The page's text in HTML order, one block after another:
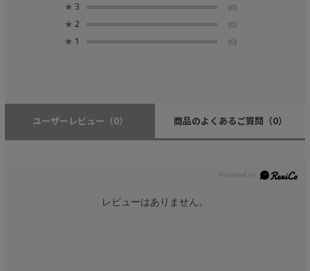
★ 3 (0)
★ 2 (0)
★ 1 (0)
ユーザーレビュー （0） 商品のよくあるご質問 （0）
レビューはありません。